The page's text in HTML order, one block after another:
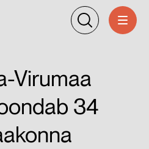
Virumaa
34